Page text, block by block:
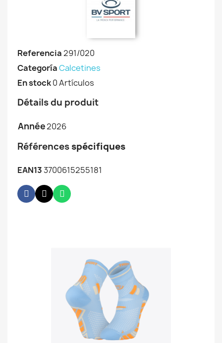
Referencia291/020
CategoríaCalcetines
En stock0 Artículos
Détails du produit
Année2026
Références spécifiques
EAN133700615255181